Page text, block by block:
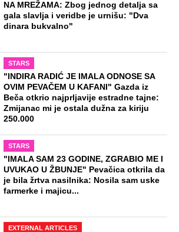
NA MREŽAMA: Zbog jednog detalja sa
gala slavlja i veridbe je urnišu: "Dva
dinara bukvalno"
STARS
"INDIRA RADIĆ JE IMALA ODNOSE SA
OVIM PEVAČEM U KAFANI" Gazda iz
Beča otkrio najprljavije estradne tajne:
Zmijanac mi je ostala dužna za kiriju
250.000
STARS
"IMALA SAM 23 GODINE, ZGRABIO ME I
UVUKAO U ŽBUNJE" Pevačica otkrila da
je bila žrtva nasilnika: Nosila sam uske
farmerke i majicu...
EXTERNAL ARTICLES